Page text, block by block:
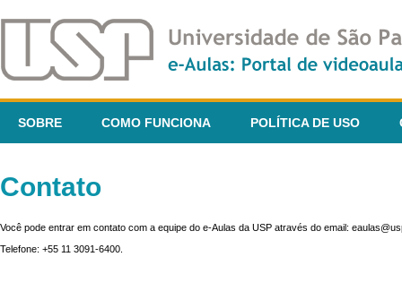
SOBRE COMO FUNCIONA POLÍTICA DE USO
Contato
Você pode entrar em contato com a equipe do e-Aulas da USP através do email:
Telefone: +55 11 3091-6400.